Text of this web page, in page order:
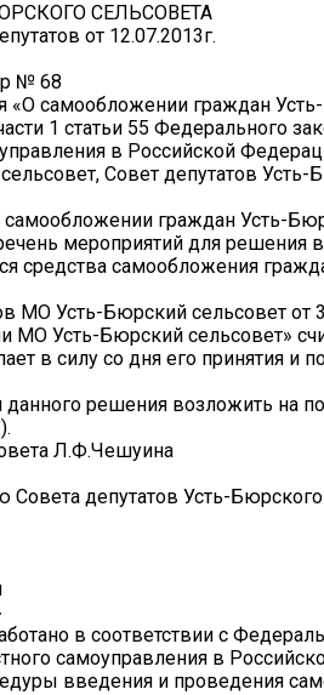
СЕЛЬСОВЕТА
от 12.07.2013г.
№ 68
самообложении граждан
1 статьи 55 Федерального
в Российской
Совет депутатов Усть-
граждан Усть-
мероприятий для решения
средства самообложения
МО Усть-Бюрский сельсовет
МО Усть-Бюрский сельсовет»
в силу со дня его принятия и
данного решения возложить на
Л.Ф.Чешуина
депутатов Усть-Бюрского
в соответствии с
самоуправления в
введения и проведения